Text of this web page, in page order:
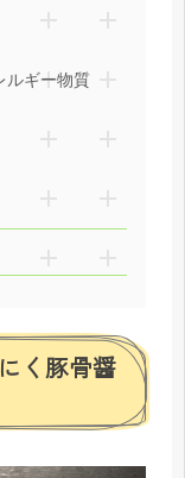
ルギー物質
く豚骨醤